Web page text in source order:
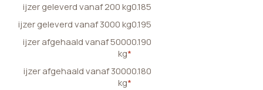
ijzer geleverd vanaf 200 kg0.185
ijzer geleverd vanaf 3000 kg0.195
ijzer afgehaald vanaf 5000
kg*
0.190
ijzer afgehaald vanaf 3000
kg*
0.180